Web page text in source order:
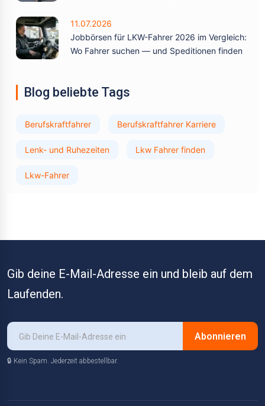
11.07.2026
Jobbörsen für LKW-Fahrer 2026 im Vergleich:
Wo Fahrer suchen — und Speditionen finden
Blog beliebte Tags
Berufskraftfahrer Berufskraftfahrer Karriere
Lenk- und Ruhezeiten Lkw Fahrer finden
Lkw-Fahrer
Gib deine E-Mail-Adresse ein und bleib auf dem
Laufenden.
Abonnieren
🔒 Kein Spam. Jederzeit abbestellbar.